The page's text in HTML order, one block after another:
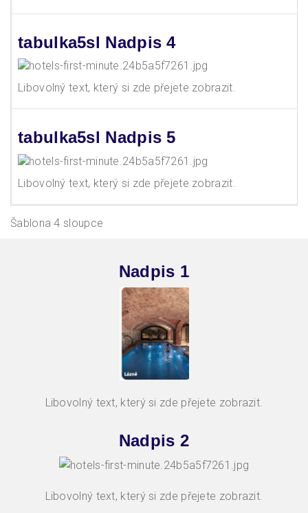
tabulka5sl Nadpis 4
Libovolný text, který si zde přejete zobrazit.
tabulka5sl Nadpis 5
Libovolný text, který si zde přejete zobrazit.
Šablona 4 sloupce
Nadpis 1
Libovolný text, který si zde přejete zobrazit.
Nadpis 2
Libovolný text, který si zde přejete zobrazit.